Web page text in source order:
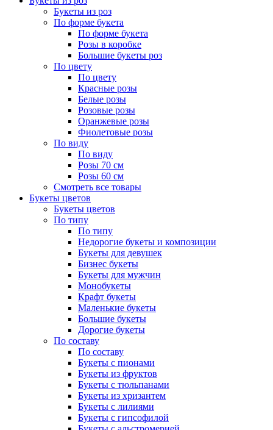
Букеты из роз
По форме букета
По форме букета
Розы в коробке
Большие букеты роз
По цвету
По цвету
Красные розы
Белые розы
Розовые розы
Оранжевые розы
Фиолетовые розы
По виду
По виду
Розы 70 см
Розы 60 см
Смотреть все товары
Букеты цветов
Букеты цветов
По типу
По типу
Недорогие букеты и композиции
Букеты для девушек
Бизнес букеты
Букеты для мужчин
Монобукеты
Крафт букеты
Маленькие букеты
Большие букеты
Дорогие букеты
По составу
По составу
Букеты с пионами
Букеты из фруктов
Букеты с тюльпанами
Букеты из хризантем
Букеты с лилиями
Букеты с гипсофилой